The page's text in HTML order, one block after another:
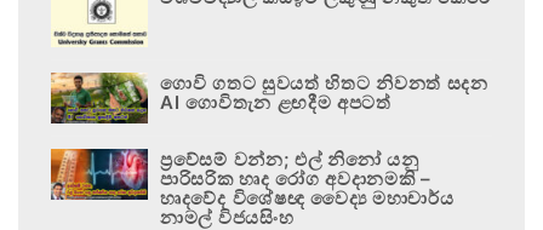
ගොවි ගතට සුවයත් හිතට නිවනත් සදන
AI ගොවිතැන ළඟදීම අපටත්
ප්‍රවේසම් වන්න; එල් නිනෝ යනු
පාරිසරික හෘද රෝග අවදානමකි –
හෘදවේද විශේෂඥ වෛද්‍ය මහාචාර්ය
නාමල් විජයසිංහ